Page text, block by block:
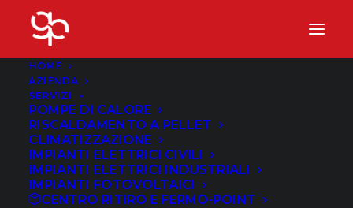
HOME
AZIENDA
SERVIZI
POMPE DI CALORE
RISCALDAMENTO A PELLET
CLIMATIZZAZIONE
IMPIANTI ELETTRICI CIVILI
IMPIANTI ELETTRICI INDUSTRIALI
IMPIANTI FOTOVOLTAICI
CENTRO RITIRO E FERMO-POINT